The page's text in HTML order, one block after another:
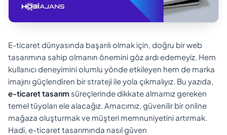
E-ticaret dünyasında başarılı olmak için, doğru bir web
tasarımına sahip olmanın önemini göz ardı edemeyiz. Hem
kullanıcı deneyimini olumlu yönde etkileyen hem de marka
imajını güçlendiren bir strateji ile yola çıkmalıyız. Bu yazıda,
e-ticaret tasarım süreçlerinde dikkate almamız gereken
temel tüyoları ele alacağız. Amacımız, güvenilir bir online
mağaza oluşturmak ve müşteri memnuniyetini artırmak.
Hadi, e-ticaret tasarımında nasıl güven